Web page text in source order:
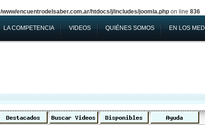
/www/encuentrodelsaber.com.ar/htdocs/j/includes/joomla.php on line 836
LA COMPETENCIA VIDEOS QUIÉNES SOMOS EN LOS